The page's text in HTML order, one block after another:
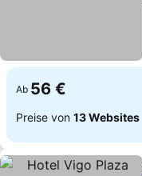
Ab 56 €
Preise von 13 Websites